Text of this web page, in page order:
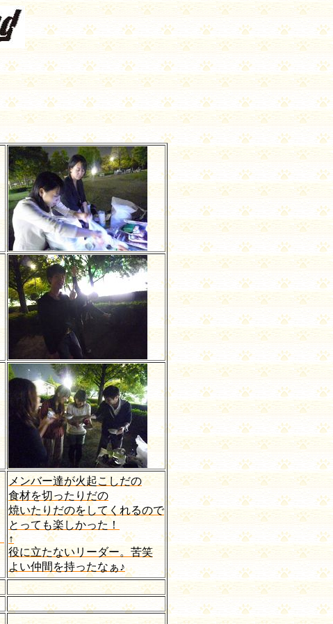
メンバー達が火起こしだの
食材を切ったりだの
焼いたりだのをしてくれるので
とっても楽しかった！
↑
役に立たないリーダー。苦笑
よい仲間を持ったなぁ♪